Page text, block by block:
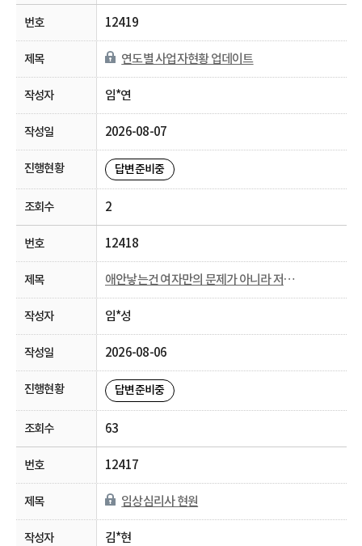
12419
연도별 사업자현황 업데이트
임*연
2026-08-07
답변준비중
2
12418
애안낳는건 여자만의 문제가 아니라 저출생이고
임*성
2026-08-06
답변준비중
63
12417
임상심리사 현원
김*현